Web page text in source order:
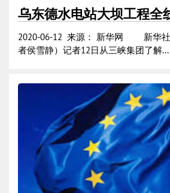
乌东德水电站大坝工程全
2020-06-12 来源： 新华网 新华社
者侯雪静）记者12日从三峡集团了解...